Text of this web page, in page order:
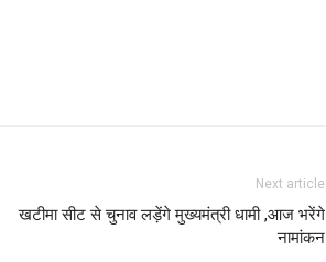
Next article
खटीमा सीट से चुनाव लड़ेंगे मुख्यमंत्री धामी ,आज भरेंगे
नामांकन